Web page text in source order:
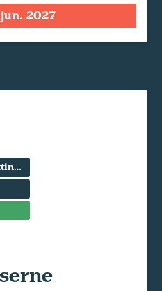
2027
Parkeringspladsen v. Kattinge Værk